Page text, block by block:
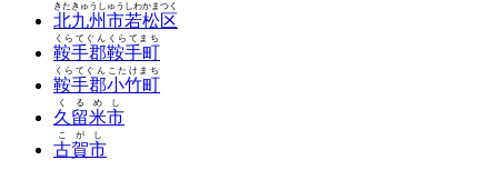
北九州市若松区
きたきゅうしゅうしわかまつく
鞍手郡鞍手町
くらてぐんくらてまち
鞍手郡小竹町
くらてぐんこたけまち
久留米市
くるめし
古賀市
こがし